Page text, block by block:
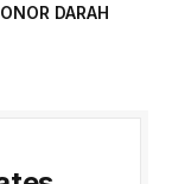
DARAH